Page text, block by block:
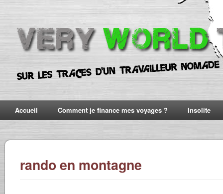
Accueil Comment je finance mes voyages ? Insolite
rando en montagne